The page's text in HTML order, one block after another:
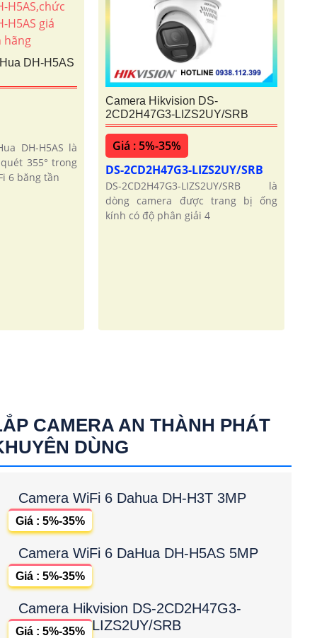
DH-H5AS
DH-H5AS là
355° trong
6 băng tần
Camera Hikvision DS-
2CD2H47G3-LIZS2UY/SRB
Giá : 5%-35%
DS-2CD2H47G3-LIZS2UY/SRB
DS-2CD2H47G3-LIZS2UY/SRB là
dòng camera được trang bị ống
kính có độ phân giải 4
CAMERA AN THÀNH PHÁT
DÙNG
Camera WiFi 6 Dahua DH-H3T 3MP
Giá : 5%-35%
Camera WiFi 6 DaHua DH-H5AS 5MP
Giá : 5%-35%
Camera Hikvision DS-2CD2H47G3-
LIZS2UY/SRB
Giá : 5%-35%